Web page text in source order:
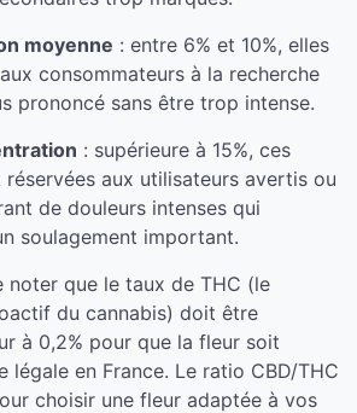
moyenne : entre 6% et 10%, elles
consommateurs à la recherche
prononcé sans être trop intense.
: supérieure à 15%, ces
aux utilisateurs avertis ou
de douleurs intenses qui
soulagement important.
que le taux de THC (le
du cannabis) doit être
à 0,2% pour que la fleur soit
légale en France. Le ratio CBD/THC
choisir une fleur adaptée à vos